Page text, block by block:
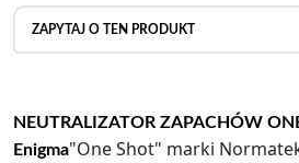
ZAPYTAJ O TEN PRODUKT
NEUTRALIZATOR ZAPACHÓW
Enigma"One Shot" marki